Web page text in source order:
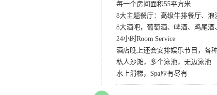
每一个房间面积55平方米
8大主题餐厅：高级牛排餐厅、
8大酒吧，葡萄酒、啤酒、鸡尾
24小时Room Service
酒店晚上还会安排娱乐节目，各
私人沙滩，多个泳池，无边泳池
水上滑梯，Spa应有尽有